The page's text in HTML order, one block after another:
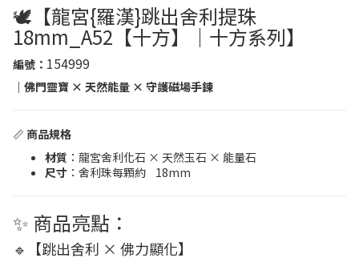
🕊️【龍宮{羅漢}跳出舍利提珠
18mm_A52【十方】｜十方系列】
編號： 154999
｜佛門靈寶 × 天然能量 × 守護磁場手鍊
📏 商品規格
材質 ：龍宮舍利化石 × 天然玉石 × 能量石
尺寸 ：舍利珠每顆約 18mm
✨ 商品亮點：
🔹【跳出舍利 × 佛力顯化】